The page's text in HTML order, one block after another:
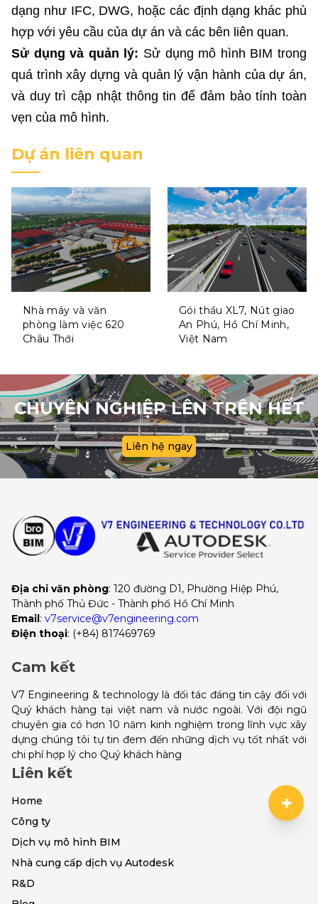
dạng như IFC, DWG, hoặc các định dạng khác phù
hợp với yêu cầu của dự án và các bên liên quan.
Sử dụng và quản lý: Sử dụng mô hình BIM trong
quá trình xây dựng và quản lý vận hành của dự án,
và duy trì cập nhật thông tin để đảm bảo tính toàn
vẹn của mô hình.
Dự án liên quan
Nhà máy và văn
phòng làm việc 620
Châu Thới
Gói thầu XL7, Nút giao
An Phú, Hồ Chí Minh,
Việt Nam
CHUYÊN NGHIỆP LÊN TRÊN HẾT
Liên hệ ngay
Địa chỉ văn phòng: 120 đường D1, Phường Hiệp Phú,
Thành phố Thủ Đức - Thành phố Hồ Chí Minh
Email: v7service@v7engineering.com
Điện thoại: (+84) 817469769
Cam kết
V7 Engineering & technology là đối tác đáng tin cậy đối với
Quý khách hàng tại việt nam và nước ngoài. Với đội ngũ
chuyên gia có hơn 10 năm kinh nghiệm trong lĩnh vực xây
dựng chúng tôi tự tin đem đến những dịch vụ tốt nhất với
chi phí hợp lý cho Quý khách hàng
Liên kết
Home
Công ty
Dịch vụ mô hình BIM
Nhà cung cấp dịch vụ Autodesk
R&D
+